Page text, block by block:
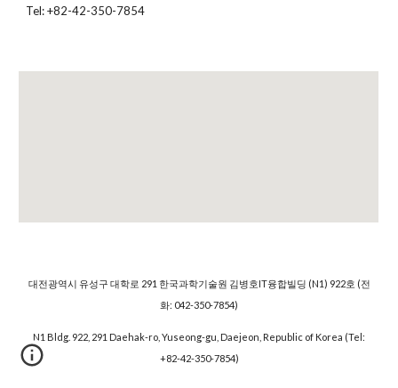
Tel: +82-42-350-7854
대전광역시 유성구 대학로 291 한국과학기술원 김병호IT융합빌딩 (N1) 922호 (전
화: 042-350-7854)
N1 Bldg. 922, 291 Daehak-ro, Yuseong-gu, Daejeon, Republic of Korea (Tel:
+82-42-350-7854)